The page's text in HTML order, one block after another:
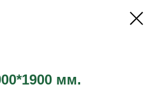
мм.